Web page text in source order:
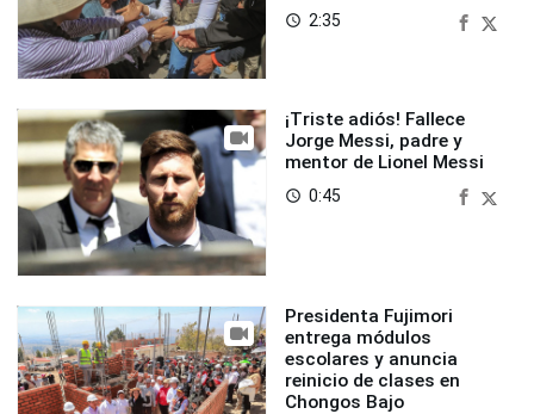
access_time 2:35
¡Triste adiós! Fallece
Jorge Messi, padre y
mentor de Lionel Messi
access_time 0:45
Presidenta Fujimori
entrega módulos
escolares y anuncia
reinicio de clases en
Chongos Bajo